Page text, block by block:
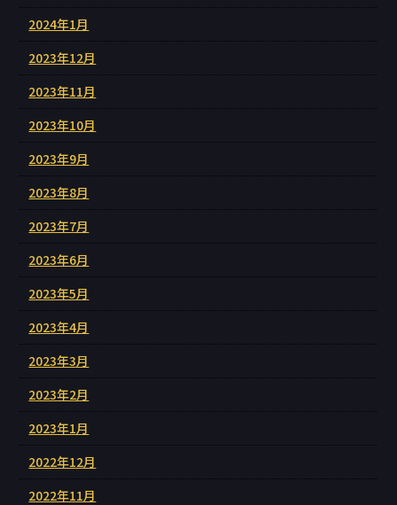
2024年1月
2023年12月
2023年11月
2023年10月
2023年9月
2023年8月
2023年7月
2023年6月
2023年5月
2023年4月
2023年3月
2023年2月
2023年1月
2022年12月
2022年11月